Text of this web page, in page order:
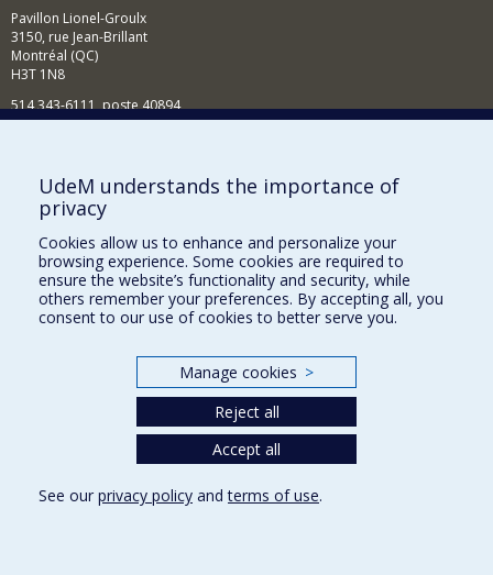
Pavillon Lionel-Groulx
3150, rue Jean-Brillant
Montréal (QC)
H3T 1N8
514 343-6111, poste 40894
Comment soutenir l'École?
BESOIN D'AIDE?
Plan du site
Signaler une erreur
Accessibilité
Nos départements et écoles
UdeM understands the importance of
privacy
Cookies allow us to enhance and personalize your
browsing experience. Some cookies are required to
ensure the website’s functionality and security, while
others remember your preferences. By accepting all, you
consent to our use of cookies to better serve you.
Manage cookies >
Reject all
Accept all
See our privacy policy andterms of use.